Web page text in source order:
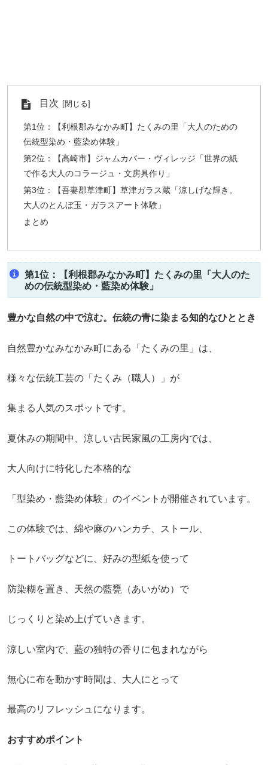
目次
第1位：【利根郡みなかみ町】たくみの里「大人のための
伝統型染め・藍染め体験」
第2位：【高崎市】ジャムカバー・ヴィレッジ「世界の紙
で作る大人のコラージュ・文房具作り」
第3位：【吾妻郡草津町】草津ガラス蔵「涼しげな輝き。
大人のとんぼ玉・ガラスアート体験」
まとめ
第1位：【利根郡みなかみ町】たくみの里「大人のた
めの伝統型染め・藍染め体験」
豊かな自然の中で涼む。伝統の青に染まる知的なひととき
自然豊かなみなかみ町にある「たくみの里」は、
様々な伝統工芸の「たくみ（職人）」が
集まる人気のスポットです。
夏休みの期間中、涼しい古民家風の工房内では、
大人向けに特化した本格的な
「型染め・藍染め体験」のイベントが開催されています。
この体験では、綿や麻のハンカチ、ストール、
トートバッグなどに、好みの型紙を使って
防染糊を置き、天然の藍甕（あいがめ）で
じっくりと染め上げていきます。
涼しい室内で、藍の独特の香りに包まれながら
無心に布を動かす時間は、大人にとって
最高のリフレッシュになります。
おすすめポイント